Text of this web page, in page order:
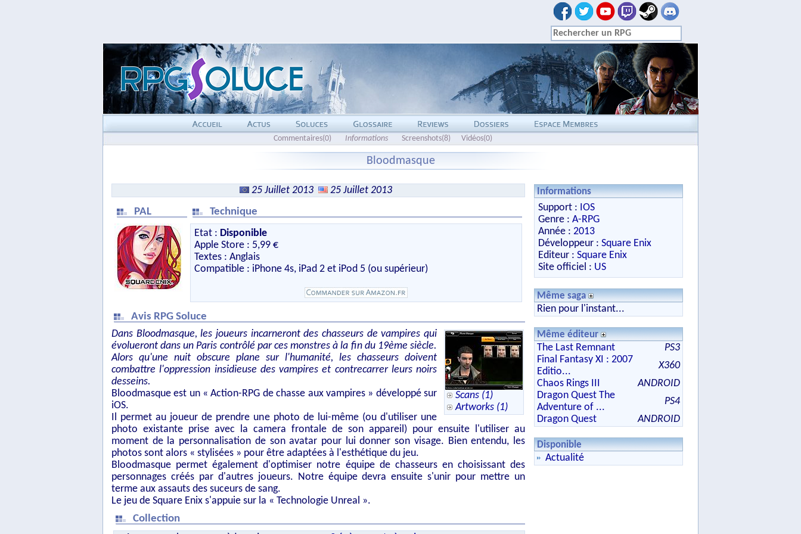
Commentaires(0) Informations Screenshots(8) Vidéos(0)
Bloodmasque
25 Juillet 2013
25 Juillet 2013
PAL
Technique
Etat : Disponible
Apple Store : 5,99 €
Textes : Anglais
Compatible : iPhone 4s, iPad 2 et iPod 5 (ou supérieur)
Avis RPG Soluce
Scans (1)
Artworks (1)
Dans Bloodmasque, les joueurs incarneront des chasseurs de vampires qui
évolueront dans un Paris contrôlé par ces monstres à la fin du 19ème siècle.
Alors qu'une nuit obscure plane sur l'humanité, les chasseurs doivent
combattre l'oppression insidieuse des vampires et contrecarrer leurs noirs
desseins.
Bloodmasque est un « Action-RPG de chasse aux vampires » développé sur
iOS.
Il permet au joueur de prendre une photo de lui-même (ou d'utiliser une
photo existante prise avec la camera frontale de son appareil) pour ensuite l'utiliser au
moment de la personnalisation de son avatar pour lui donner son visage. Bien entendu, les
photos sont alors « stylisées » pour être adaptées à l'esthétique du jeu.
Bloodmasque permet également d'optimiser notre équipe de chasseurs en choisissant des
personnages créés par d'autres joueurs. Notre équipe devra ensuite s'unir pour mettre un
terme aux assauts des suceurs de sang.
Le jeu de Square Enix s'appuie sur la « Technologie Unreal ».
Collection
Informations
Support : IOS
Genre : A-RPG
Année : 2013
Développeur : Square Enix
Editeur : Square Enix
Site officiel : US
Même saga
Rien pour l'instant...
Même éditeur
The Last Remnant
PS3
Final Fantasy XI : 2007
Editio...
X360
Chaos Rings III
ANDROID
Dragon Quest The
Adventure of ...
PS4
Dragon Quest
ANDROID
Disponible
Actualité